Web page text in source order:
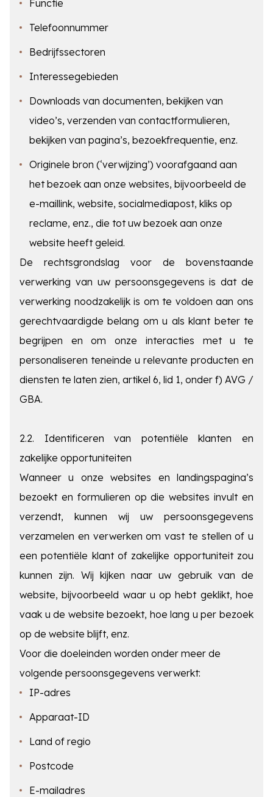
Functie
Telefoonnummer
Bedrijfssectoren
Interessegebieden
Downloads van documenten, bekijken van
video’s, verzenden van contactformulieren,
bekijken van pagina’s, bezoekfrequentie, enz.
Originele bron (‘verwijzing’) voorafgaand aan
het bezoek aan onze websites, bijvoorbeeld de
e-maillink, website, socialmediapost, kliks op
reclame, enz., die tot uw bezoek aan onze
website heeft geleid.
De rechtsgrondslag voor de bovenstaande
verwerking van uw persoonsgegevens is dat de
verwerking noodzakelijk is om te voldoen aan ons
gerechtvaardigde belang om u als klant beter te
begrijpen en om onze interacties met u te
personaliseren teneinde u relevante producten en
diensten te laten zien, artikel 6, lid 1, onder f) AVG /
GBA.
2.2. Identificeren van potentiële klanten en
zakelijke opportuniteiten
Wanneer u onze websites en landingspagina’s
bezoekt en formulieren op die websites invult en
verzendt, kunnen wij uw persoonsgegevens
verzamelen en verwerken om vast te stellen of u
een potentiële klant of zakelijke opportuniteit zou
kunnen zijn. Wij kijken naar uw gebruik van de
website, bijvoorbeeld waar u op hebt geklikt, hoe
vaak u de website bezoekt, hoe lang u per bezoek
op de website blijft, enz.
Voor die doeleinden worden onder meer de
volgende persoonsgegevens verwerkt:
IP-adres
Apparaat-ID
Land of regio
Postcode
E-mailadres